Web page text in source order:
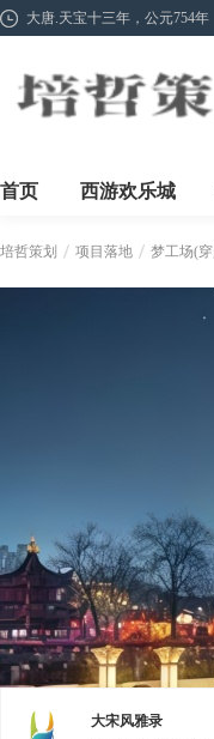
大唐.天宝十三年，公元754年
首页 西游欢乐城
培哲策划 项目落地 梦工场(
大宋风雅录